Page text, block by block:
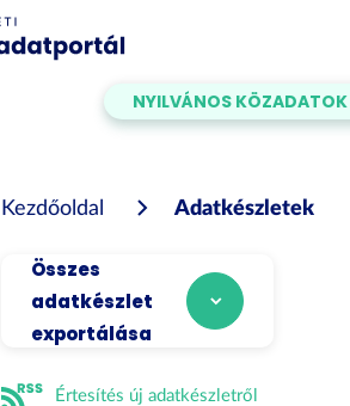
NYILVÁNOS KÖZADATOK
Kezdőoldal Adatkészletek
Összes
adatkészlet
exportálása
Értesítés új adatkészletről